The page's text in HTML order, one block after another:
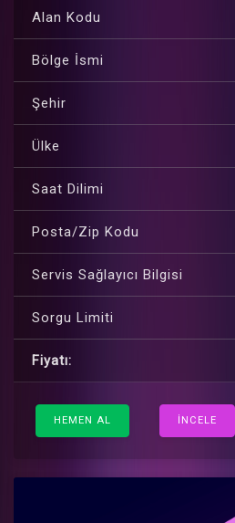
Alan Kodu
Bölge İsmi
Şehir
Ülke
Saat Dilimi
Posta/Zip Kodu
Servis Sağlayıcı Bilgisi
Sorgu Limiti
Fiyatı:
HEMEN AL İNCELE